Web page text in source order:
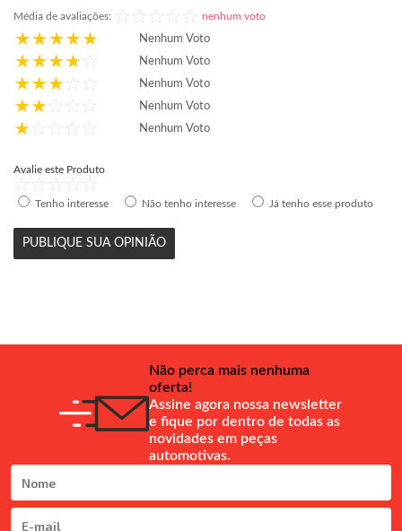
Média de avaliações: nenhum voto
Nenhum Voto
Nenhum Voto
Nenhum Voto
Nenhum Voto
Nenhum Voto
Avalie este Produto
Tenho interesse Não tenho interesse Já tenho esse produto
PUBLIQUE SUA OPINIÃO
Não perca mais nenhuma
oferta!
Assine agora nossa newsletter
e fique por dentro de todas as
novidades em peças
automotivas.